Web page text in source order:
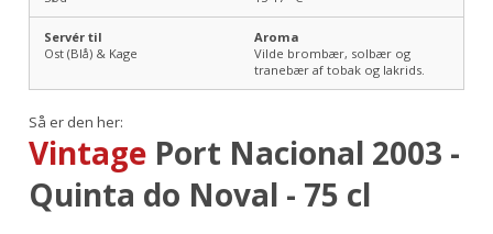
Servér til
Ost (Blå) & Kage
Aroma
Vilde brombær, solbær og
tranebær af tobak og lakrids.
Så er den her:
Vintage Port Nacional 2003 -
Quinta do Noval - 75 cl